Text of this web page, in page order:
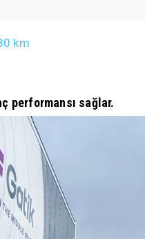
km
performansı sağlar.